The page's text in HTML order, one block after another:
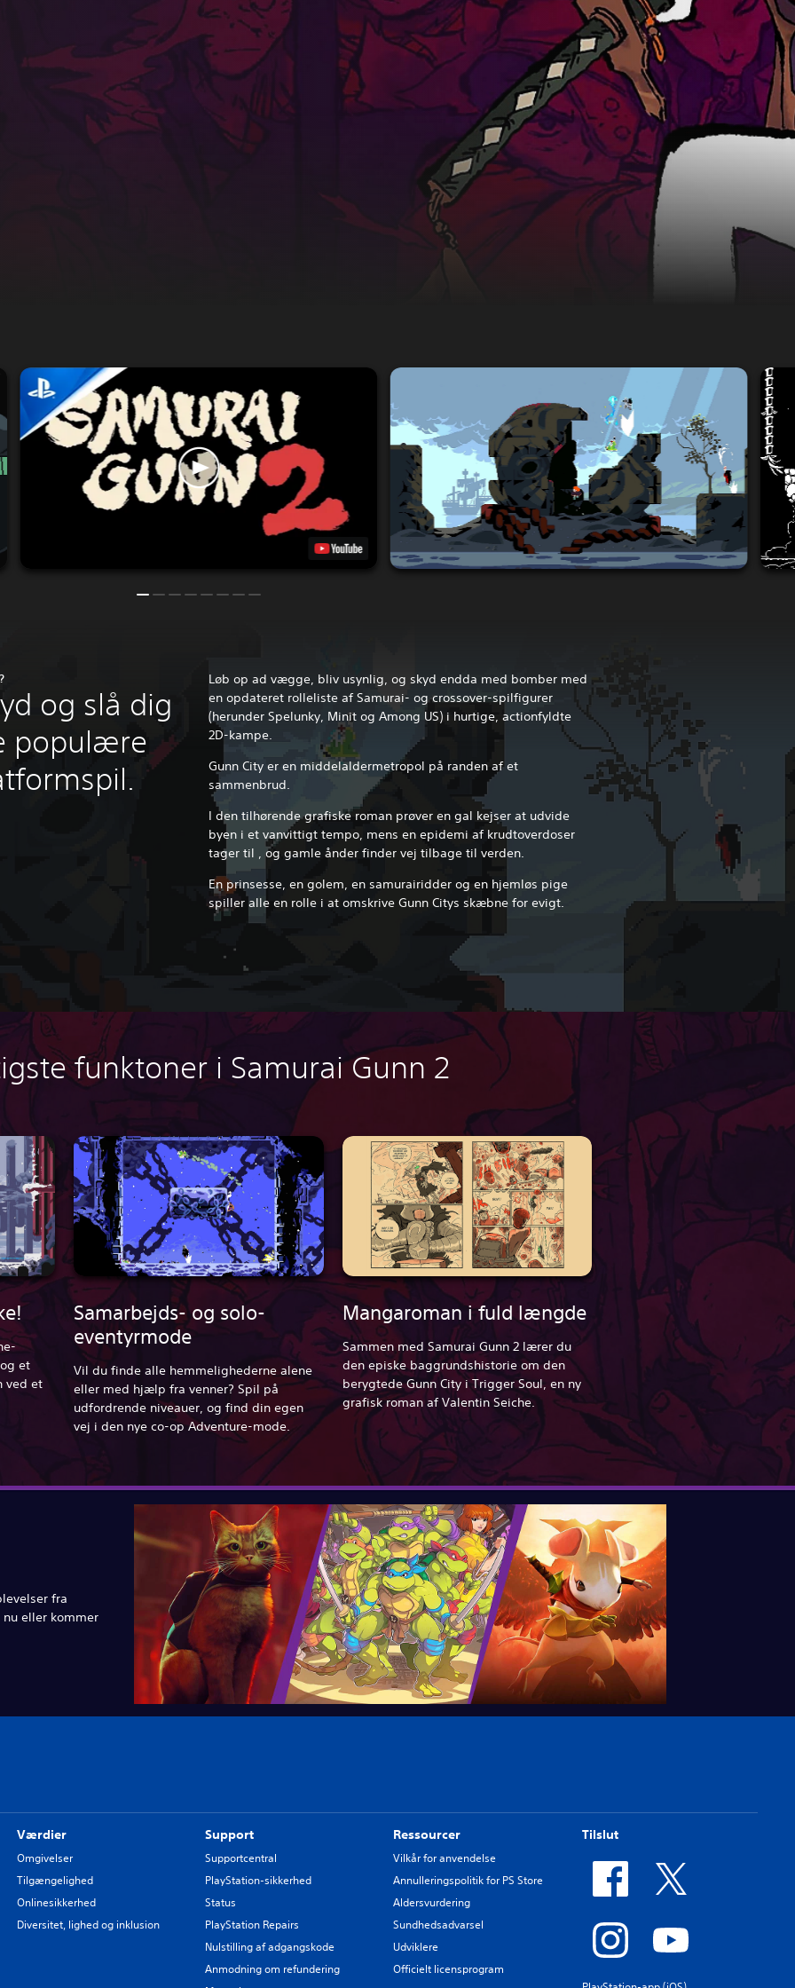
og slå dig
populære
Løb op ad vægge, bliv usynlig, og skyd endda med bomber med
en opdateret rolleliste af Samurai- og crossover-spilfigurer
(herunder Spelunky, Minit og Among US) i hurtige, actionfyldte
2D-kampe.
Gunn City er en middelaldermetropol på randen af et
sammenbrud.
I den tilhørende grafiske roman prøver en gal kejser at udvide
byen i et vanvittigt tempo, mens en epidemi af krudtoverdoser
tager til , og gamle ånder finder vej tilbage til verden.
En prinsesse, en golem, en samurairidder og en hjemløs pige
spiller alle en rolle i at omskrive Gunn Citys skæbne for evigt.
funktoner i Samurai Gunn 2
et
ved et
Samarbejds- og solo-
eventyrmode
Vil du finde alle hemmelighederne alene
eller med hjælp fra venner? Spil på
udfordrende niveauer, og find din egen
vej i den nye co-op Adventure-mode.
Mangaroman i fuld længde
Sammen med Samurai Gunn 2 lærer du
den episke baggrundshistorie om den
berygtede Gunn City i Trigger Soul, en ny
grafisk roman af Valentin Seiche.
fra
eller kommer
Værdier
Omgivelser
Tilgængelighed
Onlinesikkerhed
Diversitet, lighed og inklusion
Support
Supportcentral
PlayStation-sikkerhed
Status
PlayStation Repairs
Nulstilling af adgangskode
Anmodning om refundering
Ressourcer
Vilkår for anvendelse
Annulleringspolitik for PS Store
Aldersvurdering
Sundhedsadvarsel
Udviklere
Officielt licensprogram
Tilslut